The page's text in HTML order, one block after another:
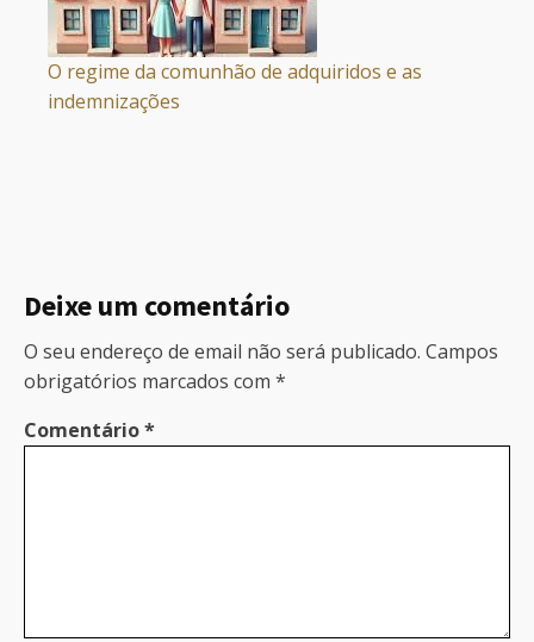
O regime da comunhão de adquiridos e as
indemnizações
Deixe um comentário
O seu endereço de email não será publicado. Campos
obrigatórios marcados com *
Comentário*